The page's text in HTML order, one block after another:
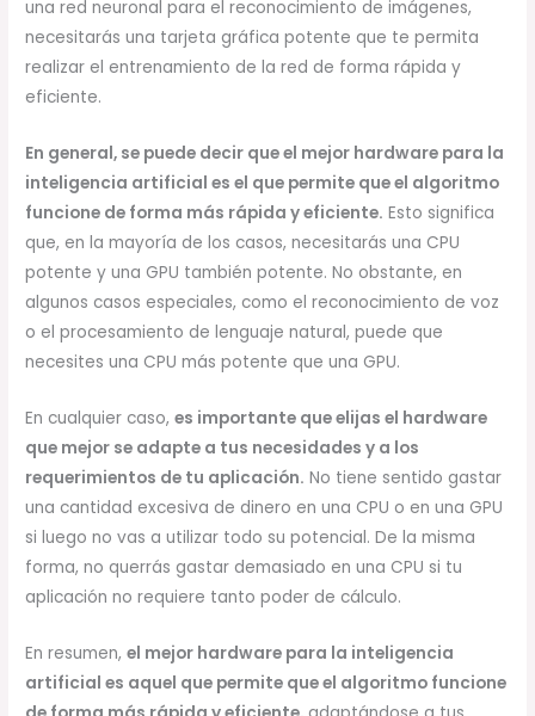
una red neuronal para el reconocimiento de imágenes,
necesitarás una tarjeta gráfica potente que te permita
realizar el entrenamiento de la red de forma rápida y
eficiente.
En general, se puede decir que el mejor hardware para la
inteligencia artificial es el que permite que el algoritmo
funcione de forma más rápida y eficiente. Esto significa
que, en la mayoría de los casos, necesitarás una CPU
potente y una GPU también potente. No obstante, en
algunos casos especiales, como el reconocimiento de voz
o el procesamiento de lenguaje natural, puede que
necesites una CPU más potente que una GPU.
En cualquier caso,es importante que elijas el hardware
que mejor se adapte a tus necesidades y a los
requerimientos de tu aplicación. No tiene sentido gastar
una cantidad excesiva de dinero en una CPU o en una GPU
si luego no vas a utilizar todo su potencial. De la misma
forma, no querrás gastar demasiado en una CPU si tu
aplicación no requiere tanto poder de cálculo.
En resumen,el mejor hardware para la inteligencia
artificial es aquel que permite que el algoritmo funcione